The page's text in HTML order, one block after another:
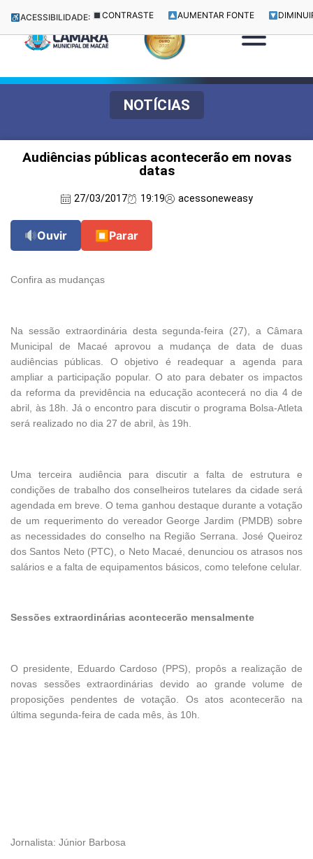
ACESSIBILIDADE: CONTRASTE AUMENTAR FONTE
NOTÍCIAS
Audiências públicas acontecerão em novas
datas
27/03/2017 19:19 acessoneweasy
Ouvir ⏹ Parar
Confira as mudanças
Na sessão extraordinária desta segunda-feira (27), a Câmara
Municipal de Macaé aprovou a mudança de data de duas
audiências públicas. O objetivo é readequar a agenda para
ampliar a participação popular. O ato para debater os impactos
da reforma da previdência na educação acontecerá no dia 4 de
abril, às 18h. Já o encontro para discutir o programa Bolsa-Atleta
será realizado no dia 27 de abril, às 19h.
Uma terceira audiência para discutir a falta de estrutura e
condições de trabalho dos conselheiros tutelares da cidade será
agendada em breve. O tema ganhou destaque durante a votação
de um requerimento do vereador George Jardim (PMDB) sobre
as necessidades do conselho na Região Serrana. José Queiroz
dos Santos Neto (PTC), o Neto Macaé, denunciou os atrasos nos
salários e a falta de equipamentos básicos, como telefone celular.
Sessões extraordinárias acontecerão mensalmente
O presidente, Eduardo Cardoso (PPS), propôs a realização de
novas sessões extraordinárias devido ao grande volume de
proposições pendentes de votação. Os atos acontecerão na
última segunda-feira de cada mês, às 10h.
Jornalista: Júnior Barbosa